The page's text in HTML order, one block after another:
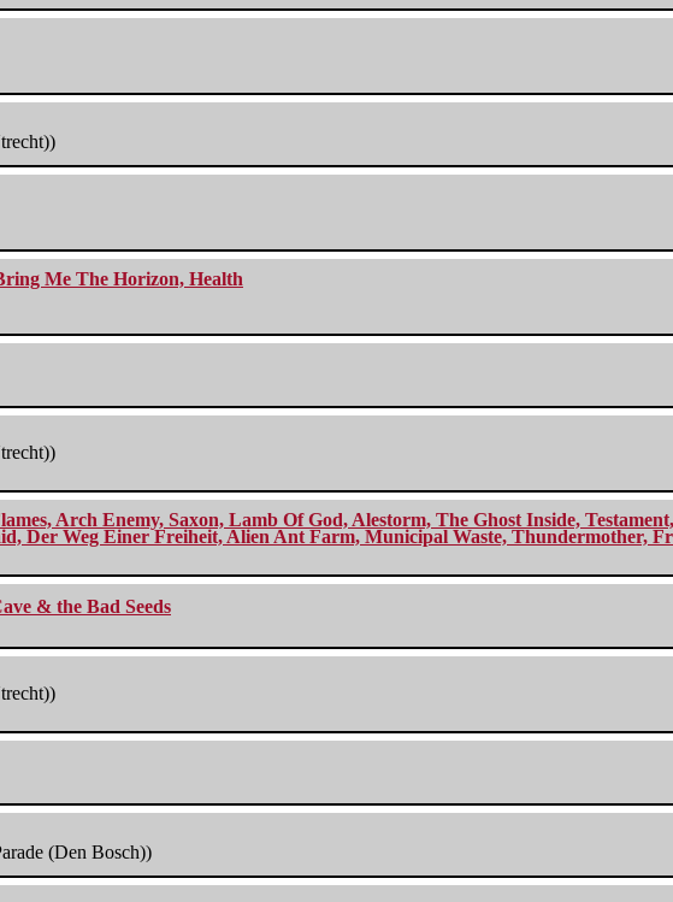
Me The Horizon, Health
Arch Enemy, Saxon, Lamb Of God, Alestorm, The Ghost Inside,
Der Weg Einer Freiheit, Alien Ant Farm, Municipal Waste, Thundermother,
& the Bad Seeds
(Den Bosch))